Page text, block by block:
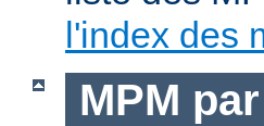
l'index des
MPM